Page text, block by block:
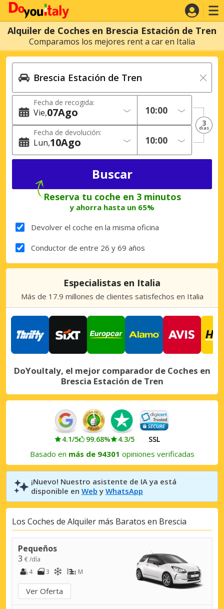
Alquiler de Coches en Brescia Estación de Tren
Comparamos los mejores rent a car en Italia
Fecha de recogida:
Vie 07Ago
Fecha de devolución:
Lun 10Ago
3
dias
Reserva tu coche en 3 minutos
y ahorra hasta un 65%
Devolver el coche en la misma oficina
Conductor de entre 26 y 69 años
Especialistas en Italia
Más de 17.9 millones de clientes satisfechos en Italia
DoYouItaly, el mejor comparador de Coches en
Brescia Estación de Tren
4.1/5 99.68% 4.3/5 SSL
Basado en más de 94301 opiniones verificadas
¡Nuevo! Nuestro asistente de IA ya está
disponible en Web y WhatsApp
Los Coches de Alquiler más Baratos en Brescia
Pequeños
3 € /día
4
3 M
Ver Oferta